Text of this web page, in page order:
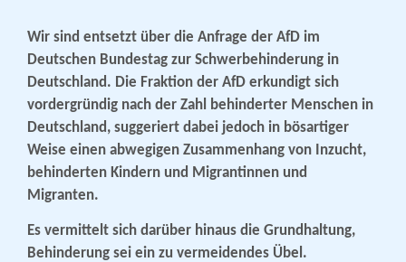
Wir sind entsetzt über die Anfrage der AfD im
Deutschen Bundestag zur Schwerbehinderung in
Deutschland. Die Fraktion der AfD erkundigt sich
vordergründig nach der Zahl behinderter Menschen in
Deutschland, suggeriert dabei jedoch in bösartiger
Weise einen abwegigen Zusammenhang von Inzucht,
behinderten Kindern und Migrantinnen und
Migranten.
Es vermittelt sich darüber hinaus die Grundhaltung,
Behinderung sei ein zu vermeidendes Übel.